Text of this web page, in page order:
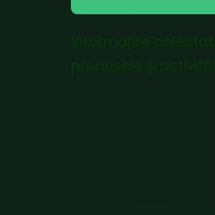
Informațiile
produsele și